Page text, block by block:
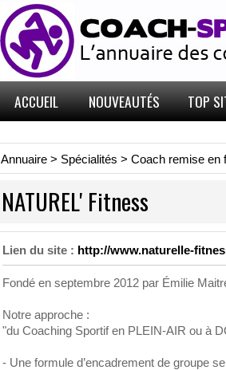
ACCUEIL NOUVEAUTÉS TOP
Annuaire > Spécialités > Coach remise en
NATUREL' Fitness
Lien du site : http://www.naturelle-
Fondé en septembre 2012 par Émilie
Notre approche :
"du Coaching Sportif en PLEIN-AIR ou à
- Une formule d’encadrement de groupe